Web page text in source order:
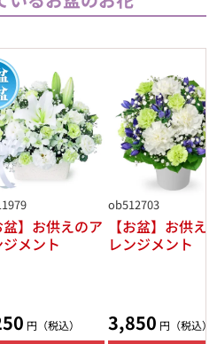
盆】お供えのア
ジメント
円（税込）
ob512703
【お盆】お供え
レンジメント
3,850 円（税込）